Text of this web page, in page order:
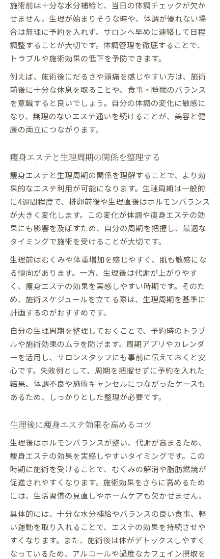
施術前は十分な水分補給と、当日の体調チェックが欠か
せません。生理が始まりそうな時や、体調が優れない場
合は無理に予約を入れず、サロンへ早めに連絡して日程
調整することが大切です。体調管理を徹底することで、
トラブルや施術効果の低下を予防できます。
例えば、施術後にだるさや頭痛を感じやすい方は、施術
前後に十分な休息を取ることや、食事・睡眠のバランス
を意識すると良いでしょう。自分の体調の変化に敏感に
なり、無理のないエステ通いを続けることが、美容と健
康の両立につながります。
痩身エステと生理周期の関係を整理する
痩身エステと生理周期の関係を理解することで、より効
果的なエステ利用が可能になります。生理周期は一般的
に4週間程度で、排卵前後や生理直後はホルモンバランス
が大きく変化します。この変化が体調や痩身エステの効
果にも影響を及ぼすため、自分の周期を把握し、最適な
タイミングで施術を受けることが大切です。
生理前はむくみや体重増加を感じやすく、肌も敏感にな
る傾向があります。一方、生理後は代謝が上がりやす
く、痩身エステの効果を実感しやすい時期です。そのた
め、施術スケジュールを立てる際は、生理周期を基準に
計画するのがおすすめです。
自分の生理周期を整理しておくことで、予約時のトラブ
ルや施術効果のムラを防げます。周期アプリやカレンダ
ーを活用し、サロンスタッフにも事前に伝えておくと安
心です。失敗例として、周期を把握せずに予約を入れた
結果、体調不良や施術キャンセルにつながったケースも
あるため、しっかりとした整理が必要です。
生理後に痩身エステ効果を高めるコツ
生理後はホルモンバランスが整い、代謝が高まるため、
痩身エステの効果を実感しやすいタイミングです。この
時期に施術を受けることで、むくみの解消や脂肪燃焼が
促進されやすくなります。施術効果をさらに高めるため
には、生活習慣の見直しやホームケアも欠かせません。
具体的には、十分な水分補給やバランスの良い食事、軽
い運動を取り入れることで、エステの効果を持続させや
すくなります。また、施術後は体がデトックスしやすく
なっているため、アルコールや過度なカフェイン摂取を